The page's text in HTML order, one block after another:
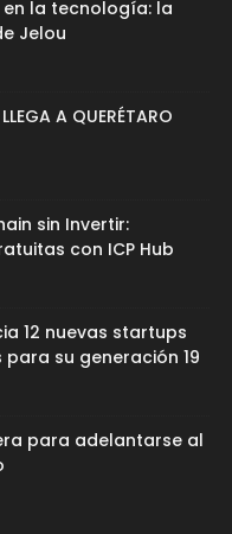
la tecnología: la
Jelou
A QUERÉTARO
sin Invertir:
con ICP Hub
12 nuevas startups
su generación 19
para adelantarse al